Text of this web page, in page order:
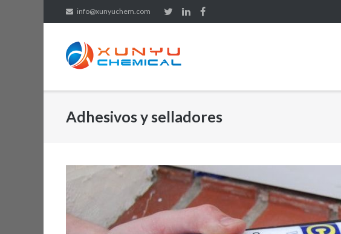
al
info@xunyuchem.com
Adhesivos y selladores